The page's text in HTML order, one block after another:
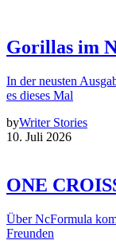
Gorillas im
In der neusten
es dieses Mal
byWriter Stories
10. Juli 2026
ONE
Über NcFormula
Freunden